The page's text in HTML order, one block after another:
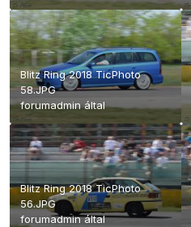
Blitz Ring 2018 TicPhoto
58.JPG
forumadmináltal
Blitz Ring 2018 TicPhoto
56.JPG
forumadmináltal